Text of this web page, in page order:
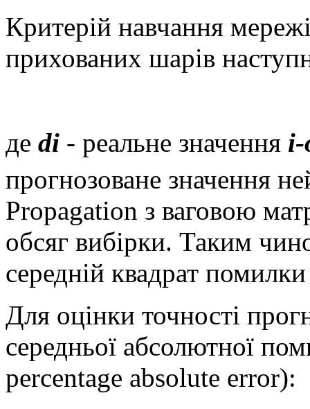
Критерій навчання
прихованих шарів
де di - реальне значення i-
прогнозоване значення
Propagation з ваговою
обсяг вибірки. Таким
середній квадрат
Для оцінки точності
середньої абсолютної
percentage absolute error):